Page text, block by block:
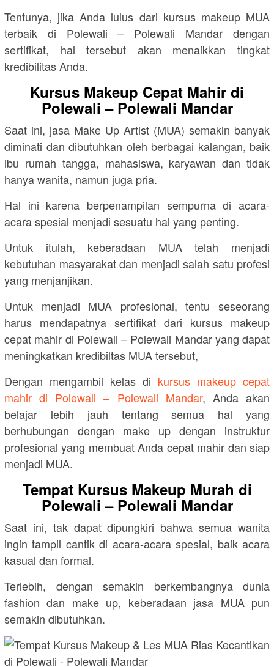
Tentunya, jika Anda lulus dari kursus makeup MUA
terbaik di Polewali – Polewali Mandar dengan
sertifikat, hal tersebut akan menaikkan tingkat
kredibilitas Anda.
Kursus Makeup Cepat Mahir di
Polewali – Polewali Mandar
Saat ini, jasa Make Up Artist (MUA) semakin banyak
diminati dan dibutuhkan oleh berbagai kalangan, baik
ibu rumah tangga, mahasiswa, karyawan dan tidak
hanya wanita, namun juga pria.
Hal ini karena berpenampilan sempurna di acara-
acara spesial menjadi sesuatu hal yang penting.
Untuk itulah, keberadaan MUA telah menjadi
kebutuhan masyarakat dan menjadi salah satu profesi
yang menjanjikan.
Untuk menjadi MUA profesional, tentu seseorang
harus mendapatnya sertifikat dari kursus makeup
cepat mahir di Polewali – Polewali Mandar yang dapat
meningkatkan kredibiltas MUA tersebut,
Dengan mengambil kelas di kursus makeup cepat
mahir di Polewali – Polewali Mandar, Anda akan
belajar lebih jauh tentang semua hal yang
berhubungan dengan make up dengan instruktur
profesional yang membuat Anda cepat mahir dan siap
menjadi MUA.
Tempat Kursus Makeup Murah di
Polewali – Polewali Mandar
Saat ini, tak dapat dipungkiri bahwa semua wanita
ingin tampil cantik di acara-acara spesial, baik acara
kasual dan formal.
Terlebih, dengan semakin berkembangnya dunia
fashion dan make up, keberadaan jasa MUA pun
semakin dibutuhkan.